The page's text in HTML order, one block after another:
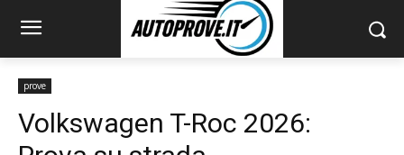
prove
Volkswagen T-Roc 2026: